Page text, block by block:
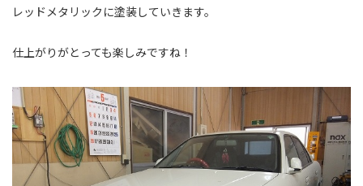
レッドメタリックに塗装していきます。
仕上がりがとっても楽しみですね！